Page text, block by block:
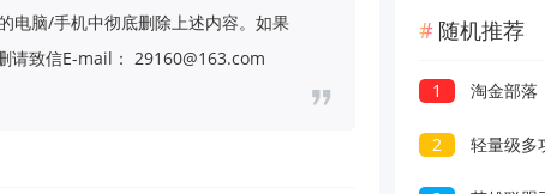
电脑/手机中彻底删除上述内容。如果
请致信E-mail： 29160@163.com
随机推荐
1 淘金部落
2 轻量级多